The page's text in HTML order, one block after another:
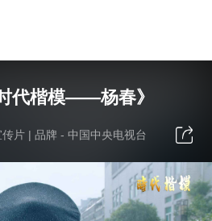
代楷模——杨春》
传片 | 品牌 - 中国中央电视台